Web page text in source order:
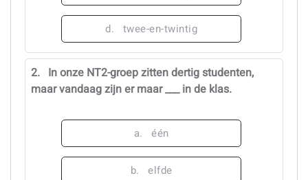
d. twee-en-twintig
2. In onze NT2-groep zitten dertig studenten,
maar vandaag zijn er maar ___ in de klas.
a. één
b. elfde